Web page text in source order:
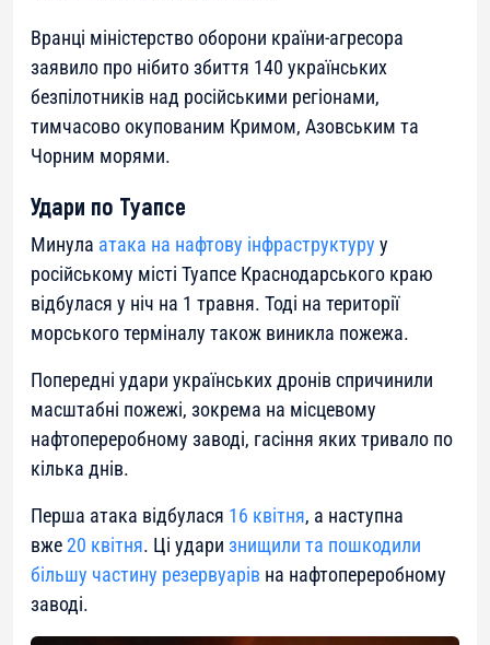
Вранці міністерство оборони країни-агресора
заявило про нібито збиття 140 українських
безпілотників над російськими регіонами,
тимчасово окупованим Кримом, Азовським та
Чорним морями.
Удари по Туапсе
Минула атака на нафтову інфраструктуру у
російському місті Туапсе Краснодарського краю
відбулася у ніч на 1 травня. Тоді на території
морського терміналу також виникла пожежа.
Попередні удари українських дронів спричинили
масштабні пожежі, зокрема на місцевому
нафтопереробному заводі, гасіння яких тривало по
кілька днів.
Перша атака відбулася 16 квітня, а наступна
вже20 квітня. Ці удари знищили та пошкодили
більшу частину резервуарів на нафтопереробному
заводі.